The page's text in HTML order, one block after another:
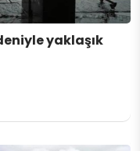
yaklaşık